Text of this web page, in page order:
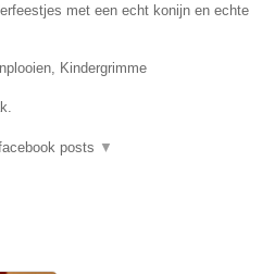
met een echt konijn en echte
Kindergrimme
posts ▼